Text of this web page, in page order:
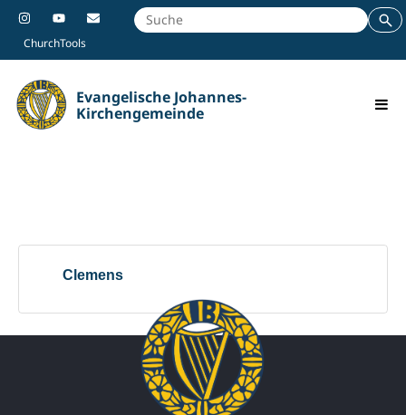
ChurchTools
Evangelische Johannes-
Kirchengemeinde
Clemens